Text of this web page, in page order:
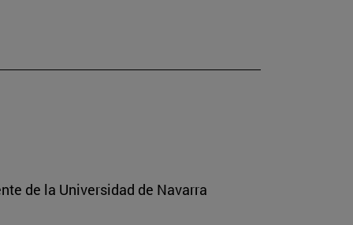
de la Universidad de Navarra